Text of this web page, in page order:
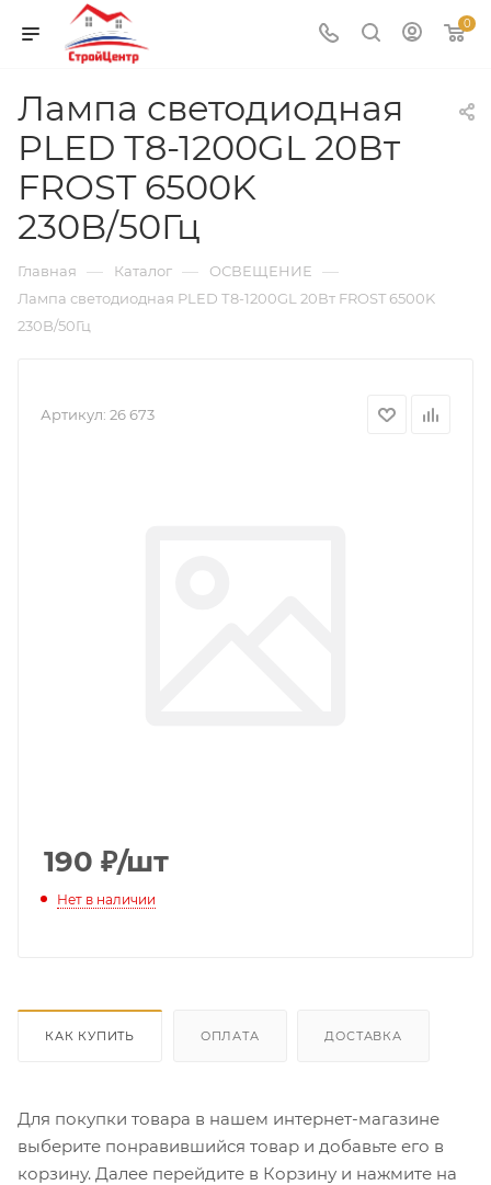
0
Лампа светодиодная
PLED Т8-1200GL 20Вт
FROST 6500K
230B/50Гц
Главная — Каталог — ОСВЕЩЕНИЕ —
Лампа светодиодная PLED Т8-1200GL 20Вт FROST 6500K
230B/50Гц
Артикул: 26 673
190 ₽/шт
Нет в наличии
КАК КУПИТЬ ОПЛАТА ДОСТАВКА
Для покупки товара в нашем интернет-магазине
выберите понравившийся товар и добавьте его в
корзину. Далее перейдите в Корзину и нажмите на